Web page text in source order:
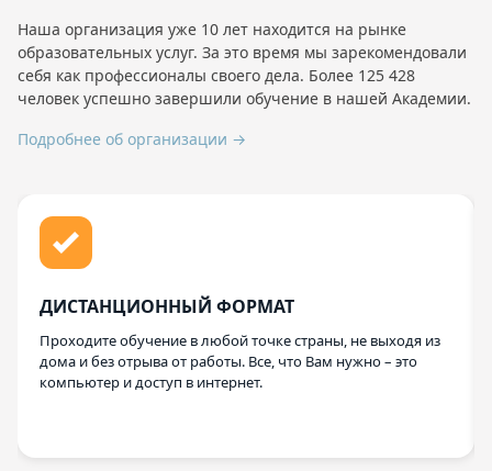
Наша организация уже 10 лет находится на рынке
образовательных услуг. За это время мы зарекомендовали
себя как профессионалы своего дела. Более 125 428
человек успешно завершили обучение в нашей Академии.
Подробнее об организации →
ДИСТАНЦИОННЫЙ ФОРМАТ
Проходите обучение в любой точке страны, не выходя из
дома и без отрыва от работы. Все, что Вам нужно – это
компьютер и доступ в интернет.